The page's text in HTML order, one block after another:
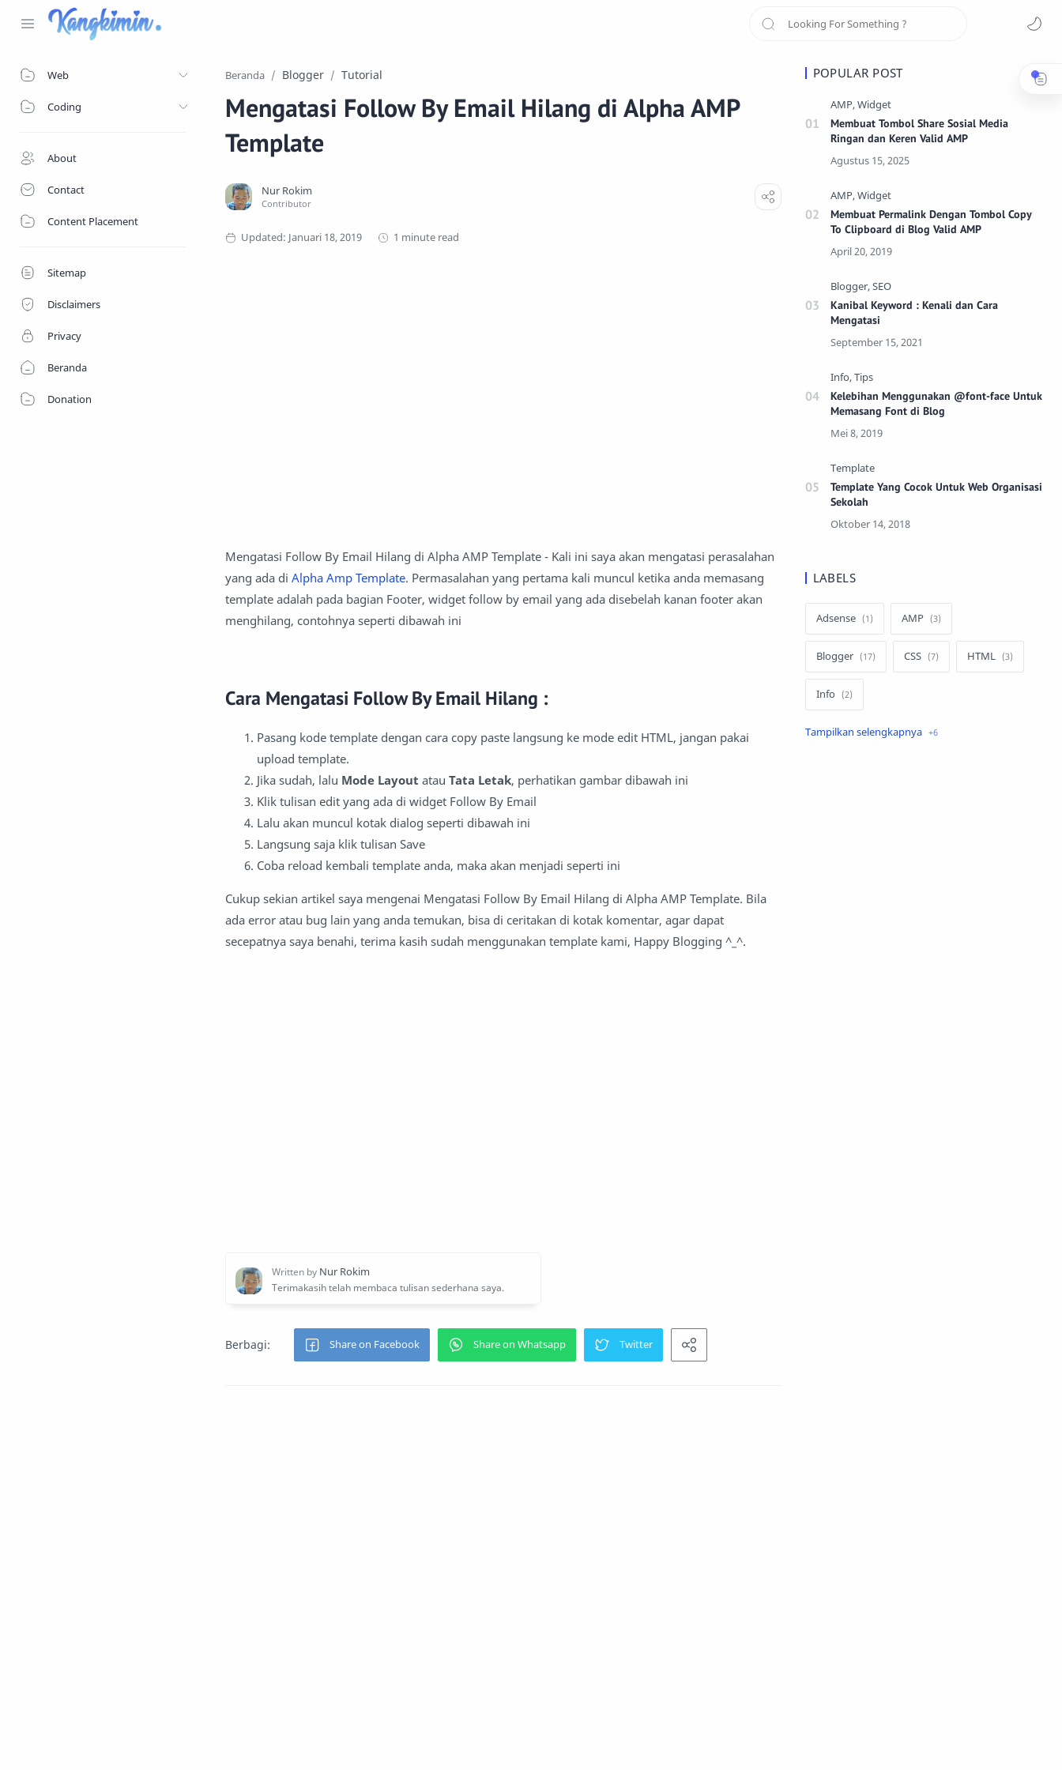
Web
Coding
About
Contact
Content Placement
Sitemap
Disclaimers
Privacy
Beranda
Donation
Beranda Blogger Tutorial
Mengatasi Follow By Email Hilang di Alpha AMP
Template
1 minute read
Mengatasi Follow By Email Hilang di Alpha AMP Template - Kali ini saya akan mengatasi perasalahan
yang ada di Alpha Amp Template. Permasalahan yang pertama kali muncul ketika anda memasang
template adalah pada bagian Footer, widget follow by email yang ada disebelah kanan footer akan
menghilang, contohnya seperti dibawah ini
Cara Mengatasi Follow By Email Hilang :
Pasang kode template dengan cara copy paste langsung ke mode edit HTML, jangan pakai
upload template.
Jika sudah, lalu Mode Layout atau Tata Letak, perhatikan gambar dibawah ini
Klik tulisan edit yang ada di widget Follow By Email
Lalu akan muncul kotak dialog seperti dibawah ini
Langsung saja klik tulisan Save
Coba reload kembali template anda, maka akan menjadi seperti ini
Cukup sekian artikel saya mengenai Mengatasi Follow By Email Hilang di Alpha AMP Template. Bila
ada error atau bug lain yang anda temukan, bisa di ceritakan di kotak komentar, agar dapat
secepatnya saya benahi, terima kasih sudah menggunakan template kami, Happy Blogging ^_^.
POPULAR POST
Membuat Tombol Share Sosial Media
Ringan dan Keren Valid AMP
Membuat Permalink Dengan Tombol Copy
To Clipboard di Blog Valid AMP
Kanibal Keyword : Kenali dan Cara
Mengatasi
Kelebihan Menggunakan @font-face Untuk
Memasang Font di Blog
Template Yang Cocok Untuk Web Organisasi
Sekolah
LABELS
Adsense AMP
Blogger CSS HTML
Info
Javascript SEO